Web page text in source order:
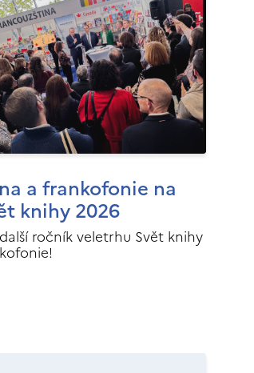
a frankofonie na
knihy 2026
ročník veletrhu Svět knihy